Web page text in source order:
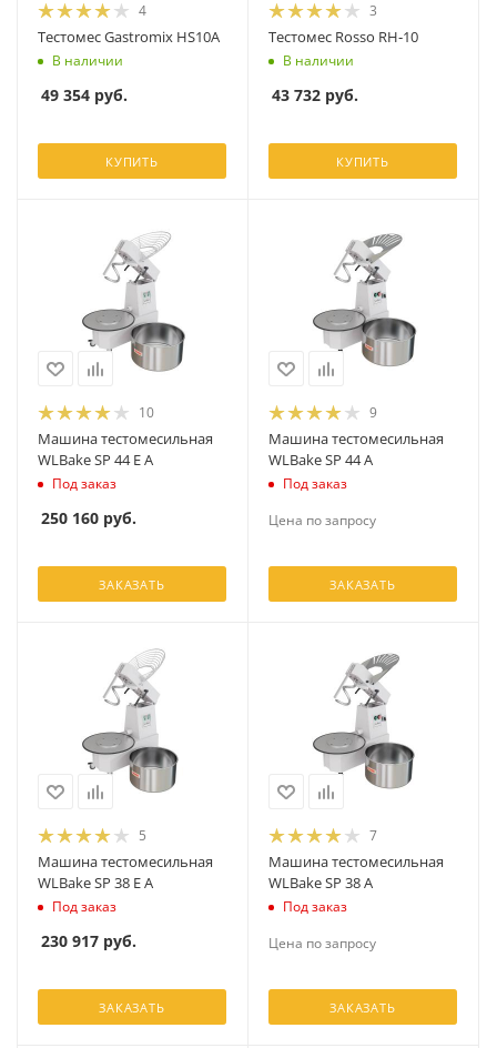
4
Тестомес Gastromix HS10A
В наличии
49 354 руб.
КУПИТЬ
3
Тестомес Rosso RH‐10
В наличии
43 732 руб.
КУПИТЬ
10
Машина тестомесильная
WLBake SP 44 E A
Под заказ
250 160 руб.
ЗАКАЗАТЬ
9
Машина тестомесильная
WLBake SP 44 A
Под заказ
Цена по запросу
ЗАКАЗАТЬ
5
Машина тестомесильная
WLBake SP 38 E A
Под заказ
230 917 руб.
ЗАКАЗАТЬ
7
Машина тестомесильная
WLBake SP 38 A
Под заказ
Цена по запросу
ЗАКАЗАТЬ